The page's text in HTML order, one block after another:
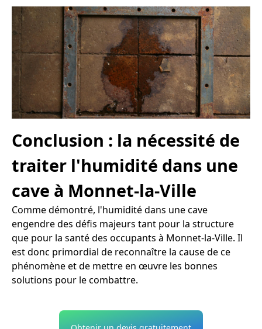
Conclusion : la nécessité de
traiter l'humidité dans une
cave à Monnet-la-Ville
Comme démontré, l'humidité dans une cave
engendre des défis majeurs tant pour la structure
que pour la santé des occupants à Monnet-la-Ville. Il
est donc primordial de reconnaître la cause de ce
phénomène et de mettre en œuvre les bonnes
solutions pour le combattre.